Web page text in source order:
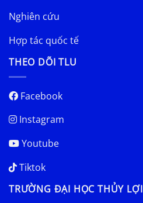
Nghiên cứu
Hợp tác quốc tế
THEO DÕI TLU
Facebook
Instagram
Youtube
Tiktok
TRƯỜNG ĐẠI HỌC THỦY LỢI